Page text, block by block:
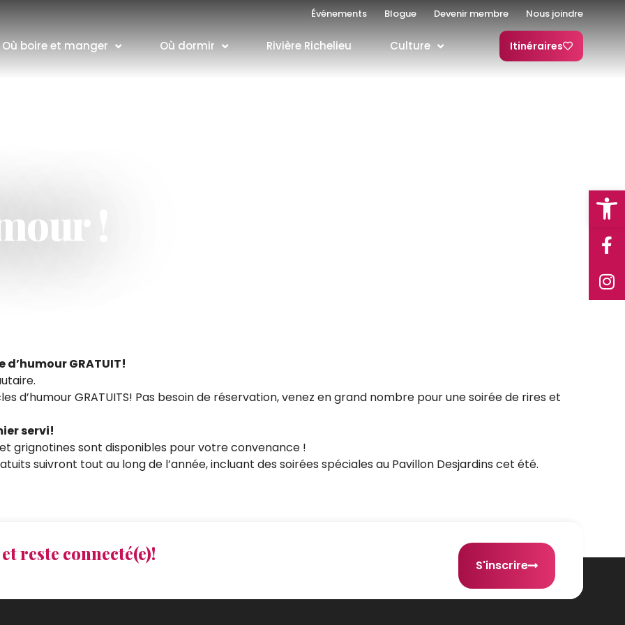
Événements Blogue Devenir membre Nous joindre
Où boire et manger Où dormir Rivière Richelieu Culture Itinéraires
!
d’humour GRATUIT!
d’humour GRATUITS! Pas besoin de réservation, venez en grand nombre pour une soirée de rires et
servi!
grignotines sont disponibles pour votre convenance !
suivront tout au long de l’année, incluant des soirées spéciales au Pavillon Desjardins cet été.
reste connecté(e)!
S'inscrire